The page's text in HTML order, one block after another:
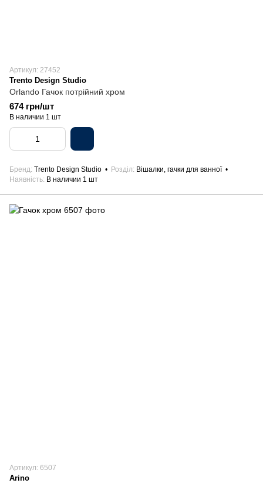
Артикул: 27452
Trento Design Studio
Orlando Гачок потрійний хром
674 грн/шт
В наличии 1 шт
Бренд Trento Design Studio Розділ
Вішалки, гачки для ванної
Наявність В наличии 1 шт
Артикул: 6507
Arino